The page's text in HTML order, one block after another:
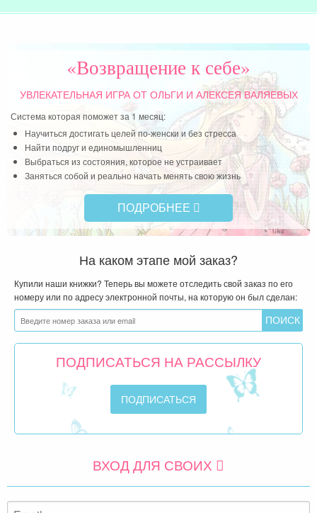
«Возвращение к себе»
УВЛЕКАТЕЛЬНАЯ ИГРАОТ ОЛЬГИ И АЛЕКСЕЯ ВАЛЯЕВЫХ
Система которая поможет за 1 месяц:
Научиться достигать целей по-женски и без стресса
Найти подруг и единомышленниц
Выбраться из состояния, которое не устраивает
Заняться собой и реально начать менять свою жизнь
ПОДРОБНЕЕ
На каком этапе мой заказ?
Купили наши книжки? Теперь вы можете отследить свой заказ по его
номеру или по адресу электронной почты, на которую он был сделан:
ПОДПИСАТЬСЯ НА РАССЫЛКУ
ВХОД ДЛЯ СВОИХ